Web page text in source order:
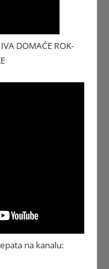
DOMAĆE ROK-
na kanalu: